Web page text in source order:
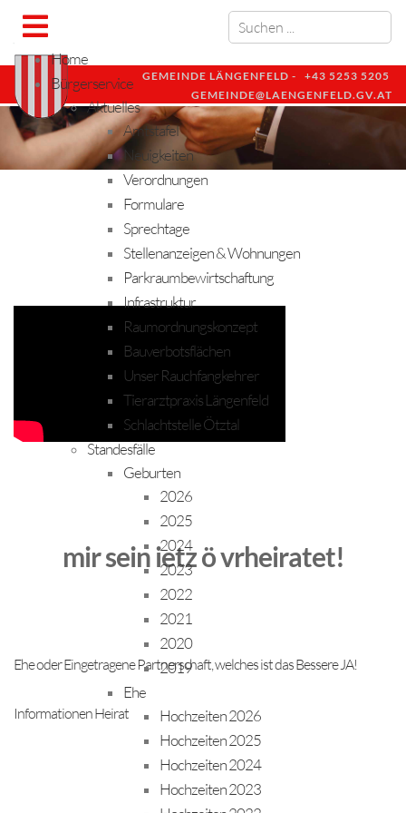
GEMEINDE LÄNGENFELD - +43 5253 5205
GEMEINDE@LAENGENFELD.GV.AT
Home
Bürgerservice
Aktuelles
Amtstafel
Neuigkeiten
Verordnungen
Formulare
Sprechtage
Stellenanzeigen & Wohnungen
Parkraumbewirtschaftung
Infrastruktur
Raumordnungskonzept
Bauverbotsflächen
Unser Rauchfangkehrer
Tierarztpraxis Längenfeld
Schlachtstelle Ötztal
Standesfälle
Geburten
2026
2025
2024
2023
2022
2021
2020
2019
Ehe
Hochzeiten 2026
Hochzeiten 2025
Hochzeiten 2024
Hochzeiten 2023
mir sein ietz ö vrheiratet!
Ehe oder Eingetragene Partnerschaft, welches ist das Bessere JA!
Informationen Heirat